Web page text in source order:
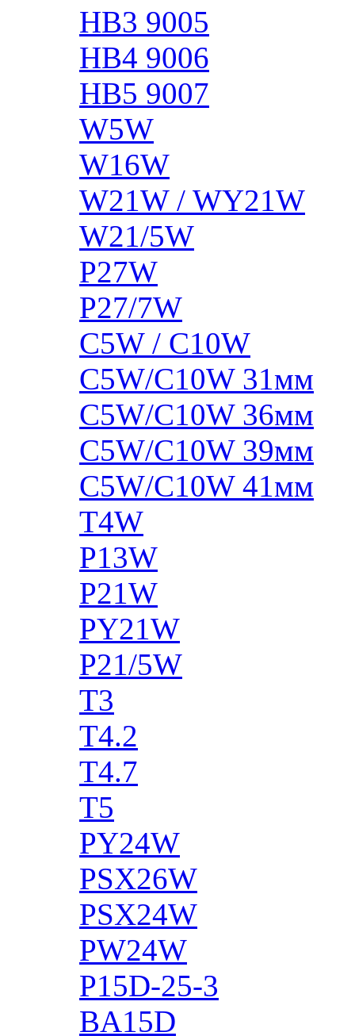
HB3 9005
HB4 9006
HB5 9007
W5W
W16W
W21W / WY21W
W21/5W
P27W
P27/7W
C5W / C10W
C5W/C10W 31мм
C5W/C10W 36мм
C5W/C10W 39мм
C5W/C10W 41мм
T4W
P13W
P21W
PY21W
P21/5W
T3
T4.2
T4.7
T5
PY24W
PSX26W
PSX24W
PW24W
P15D-25-3
BA15D